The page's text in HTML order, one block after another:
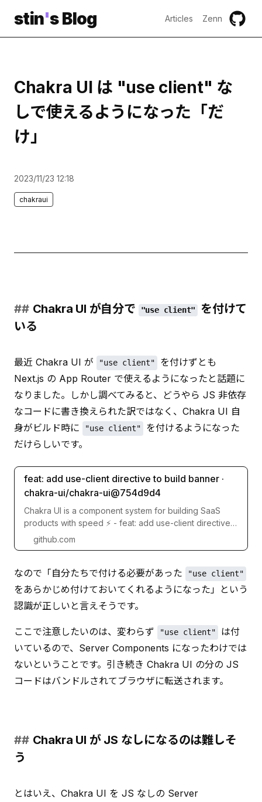
stin's Blog Articles Zenn
Chakra UI は "use client" な
しで使えるようになった「だ
け」
2023/11/23 12:18
chakraui
Chakra UI が自分で "use client"
を付けて
いる
最近 Chakra UI が "use client"
を付けずとも
Next.js の App Router で使えるようになったと話題に
なりました。しかし調べてみると、どうやら JS 非依存
なコードに書き換えられた訳ではなく、Chakra UI 自
身がビルド時に
"use client"
を付けるようになった
だけらしいです。
feat: add use-client directive to build banner ·
chakra-ui/chakra-ui@754d9d4
Chakra UI is a component system for building SaaS
products with speed ⚡️ - feat: add use-client directive
to build banner · chakra-ui/chakra-ui@754d9d4
github.com
なので「自分たちで付ける必要があった "use client"
をあらかじめ付けておいてくれるようになった」という
認識が正しいと言えそうです。
ここで注意したいのは、変わらず "use client"
は付
いているので、Server Components になったわけでは
ないということです。引き続き Chakra UI の分の JS
コードはバンドルされてブラウザに転送されます。
Chakra UI が JS なしになるのは難しそ
う
とはいえ、Chakra UI を JS なしの Server